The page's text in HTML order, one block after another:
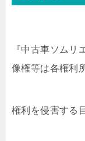
『中古車ソムリ
像権等は各権利
権利を侵害する